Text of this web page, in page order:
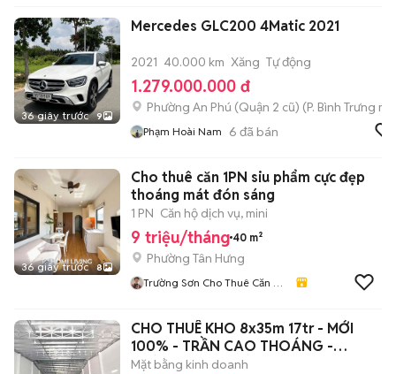
36 giây trước 9
Mercedes GLC200 4Matic 2021
2021 40.000 km Xăng Tự động
1.279.000.000 đ
Phường An Phú (Quận 2 cũ) (P. Bình Trưng
Phạm Hoài Nam 6 đã bán
36 giây trước 8
Cho thuê căn 1PN siu phẩm cực đẹp
thoáng mát đón sáng
1 PN Căn hộ dịch vụ, mini
9 triệu/tháng 40 m²
Phường Tân Hưng
Trường Sơn Cho Thuê Căn Hộ
CHO THUÊ KHO 8x35m 17tr - MỚI
100% - TRẦN CAO THOÁNG -
ĐƯỜNG NHỰA LỚN
Mặt bằng kinh doanh